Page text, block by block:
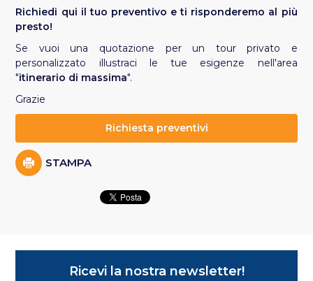
Richiedi qui il tuo preventivo e ti risponderemo al più
presto!
Se vuoi una quotazione per un tour privato e
personalizzato illustraci le tue esigenze nell'area
"itinerario di massima".
Grazie
Richiesta preventivi
STAMPA
Ricevi la nostra newsletter!